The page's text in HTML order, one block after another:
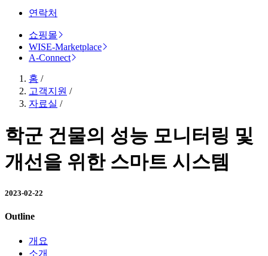
연락처
쇼핑몰
WISE-Marketplace
A-Connect
홈 /
고객지원 /
자료실 /
학군 건물의 성능 모니터링 및
개선을 위한 스마트 시스템
2023-02-22
Outline
개요
소개